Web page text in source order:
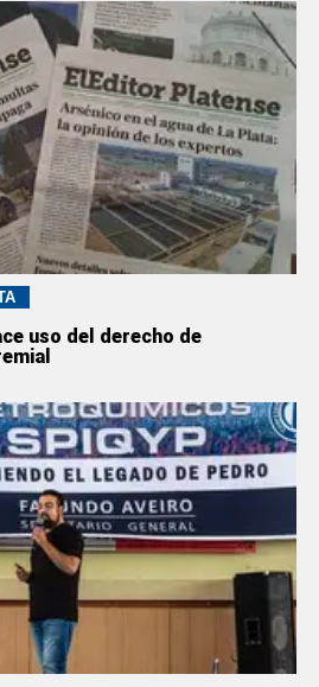
uso del derecho de